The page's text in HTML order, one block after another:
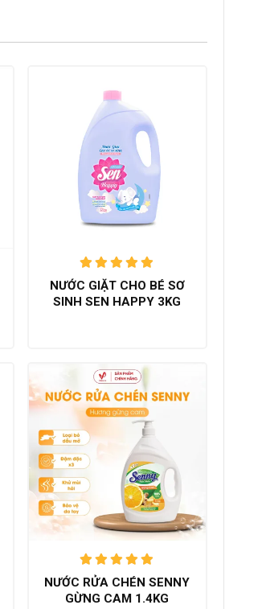
Được xếp
hạng5.00
trên 5
NƯỚC GIẶT CHO BÉ SƠ
SINH SEN HAPPY 3KG
Được xếp
hạng5.00
trên 5
NƯỚC RỬA CHÉN SENNY
GỪNG CAM 1.4KG